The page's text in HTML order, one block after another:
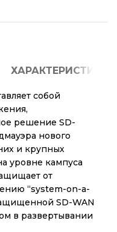
ХАРАКТЕРИСТИКИ
собой
решение SD-
нового
и крупных
уровне кампуса
от
“system-on-a-
SD-WAN
в развертывании